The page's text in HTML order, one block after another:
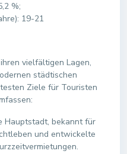
%;
19-21
vielfältigen Lagen,
städtischen
Ziele für Touristen
Hauptstadt, bekannt für
und entwickelte